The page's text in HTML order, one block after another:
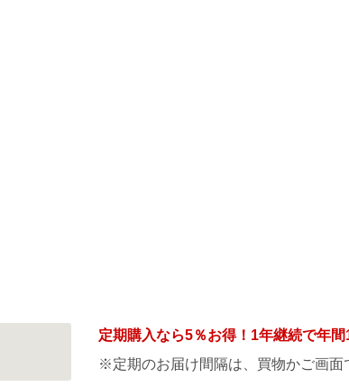
定期購入なら5％お得！1年継続で年間
※定期のお届け間隔は、買物かご画面